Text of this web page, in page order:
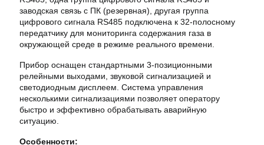
заводская связь с ПК (резервная) другая группа
цифрового сигнала RS485 подключена к 32-полосному
передатчику для мониторинга содержания газа в
окружающей среде в режиме реального времени
Прибор оснащен стандартными 3-позиционными
релейными выходами звуковой сигнализацией и
светодиодным дисплеем Система управления
несколькими сигнализациями позволяет оператору
быстро и эффективно обрабатывать аварийную
ситуацию.
Особенности: